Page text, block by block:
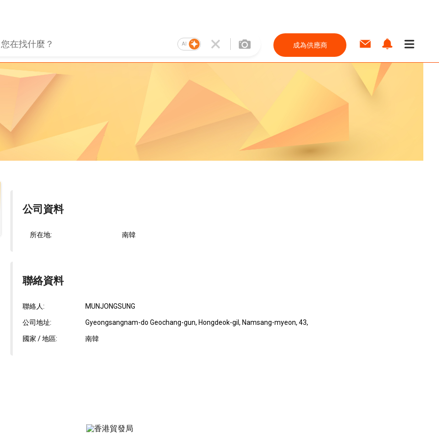
AI 成為供應商
公司資料
所在地: 南韓
聯絡資料
聯絡人: MUNJONGSUNG
公司地址: Gyeongsangnam-do Geochang-gun, Hongdeok-gil, Namsang-myeon, 43,
國家 / 地區: 南韓